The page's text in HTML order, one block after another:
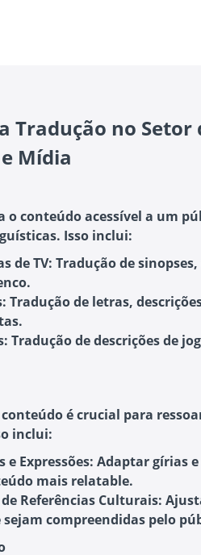
Tradução no Setor
Mídia
o conteúdo acessível a um
Isso inclui:
de TV: Tradução de
Tradução de letras,
Tradução de descrições de
é crucial para
inclui:
e Expressões: Adaptar gírias
mais relatable.
Referências Culturais:
compreendidas pelo